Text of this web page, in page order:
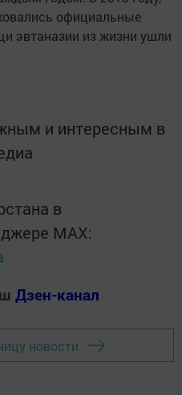
официальные
эвтаназии из жизни ушли
и интересным в
в
MАХ:
Дзен-канал
новости